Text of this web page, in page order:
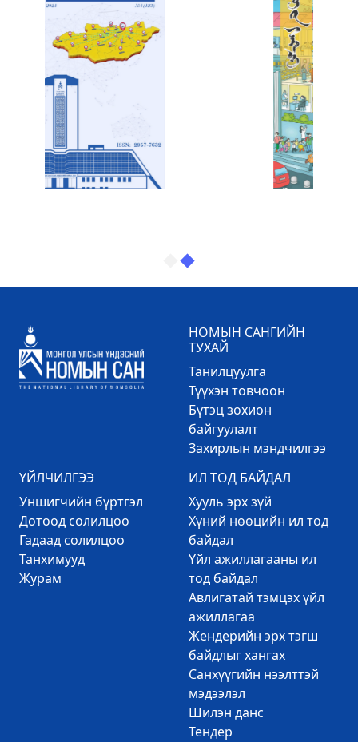
НОМЫН САНГИЙН
ТУХАЙ
Танилцуулга
Түүхэн товчоон
Бүтэц зохион
байгуулалт
Захирлын мэндчилгээ
ҮЙЛЧИЛГЭЭ
Уншигчийн бүртгэл
Дотоод солилцоо
Гадаад солилцоо
Танхимууд
Журам
ИЛ ТОД БАЙДАЛ
Хууль эрх зүй
Хүний нөөцийн ил тод
байдал
Үйл ажиллагааны ил
тод байдал
Авлигатай тэмцэх үйл
ажиллагаа
Жендерийн эрх тэгш
байдлыг хангах
Санхүүгийн нээлттэй
мэдээлэл
Шилэн данс
Тендер